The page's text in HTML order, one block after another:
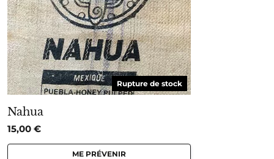
Rupture de stock
Nahua
15,00 €
ME PRÉVENIR